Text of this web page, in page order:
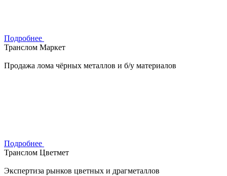
Подробнее
Транслом Маркет
Продажа лома чёрных металлов и б/у материалов
Подробнее
Транслом Цветмет
Экспертиза рынков цветных и драгметаллов